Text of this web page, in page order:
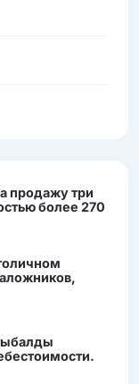
продажу три
более 270